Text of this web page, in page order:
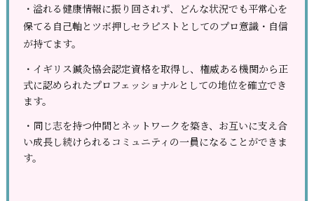
・溢れる健康情報に振り回されず、どんな状況でも平常心を
保てる自己軸とツボ押しセ ラピストとしてのプロ意識・自信
が持てます。
・イギリス鍼灸協会認定資格を取得し、 権威ある機関から正
式に認められたプロフェッシ ョナルとしての地位を確立でき
ます。
・同じ志を持つ仲間とネットワークを築き、お互いに支え合
い成長し続けられるコミュニティの一員になることができま
す。